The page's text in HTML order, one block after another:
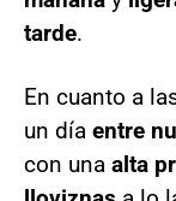
tarde.
En cuanto a
un día entre
con una alta